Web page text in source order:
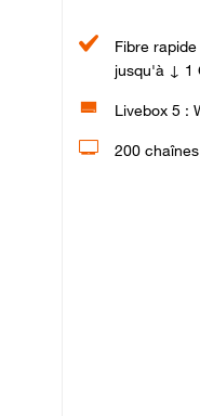
Fibre rapide
jusqu'à ↓ 1
Livebox 5 :
200